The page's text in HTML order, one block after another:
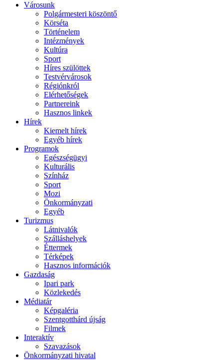
Városunk
Polgármesteri köszöntő
Körséta
Történelem
Intézmények
Kultúra
Sport
Híres szülöttek
Testvérvárosok
Régiónkról
Elérhetőségek
Partnereink
Hasznos linkek
Hírek
Kiemelt hírek
Egyéb hírek
Programok
Egészségügyi
Kulturális
Színház
Sport
Mozi
Önkormányzati
Egyéb
Turizmus
Látnivalók
Szálláshelyek
Éttermek
Térképek
Hasznos információk
Gazdaság
Ipari park
Közlekedés
Médiatár
Képgaléria
Szentgotthárd újság
Filmek
Interaktív
Szavazások
Önkormányzati hivatal